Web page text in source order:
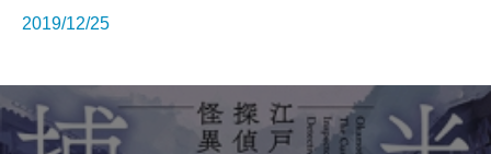
2019/12/25